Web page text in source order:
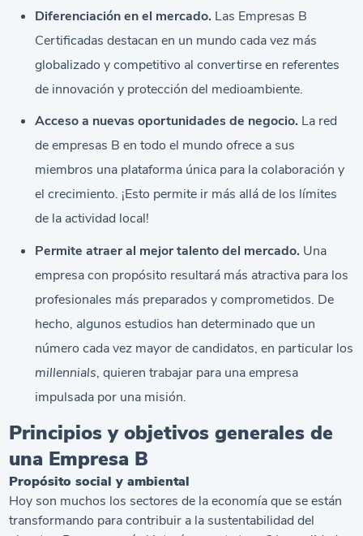
Diferenciación en el mercado. Las Empresas B
Certificadas destacan en un mundo cada vez más
globalizado y competitivo al convertirse en referentes
de innovación y protección del medioambiente.
Acceso a nuevas oportunidades de negocio. La red
de empresas B en todo el mundo ofrece a sus
miembros una plataforma única para la colaboración y
el crecimiento. ¡Esto permite ir más allá de los límites
de la actividad local!
Permite atraer al mejor talento del mercado. Una
empresa con propósito resultará más atractiva para los
profesionales más preparados y comprometidos. De
hecho, algunos estudios han determinado que un
número cada vez mayor de candidatos, en particular los
millennials, quieren trabajar para una empresa
impulsada por una misión.
Principios y objetivos generales de
una Empresa B
Propósito social y ambiental
Hoy son muchos los sectores de la economía que se están
transformando para contribuir a la sustentabilidad del